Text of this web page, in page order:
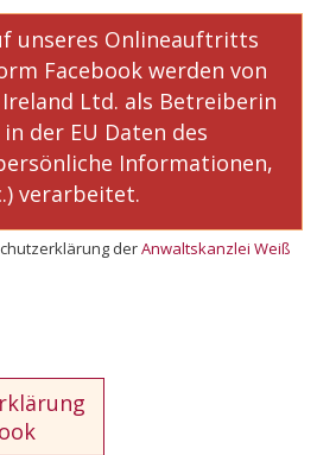
unseres Onlineauftritts
Facebook werden von
Ltd. als Betreiberin
der EU Daten des
Informationen,
verarbeitet.
derAnwaltskanzlei Weiß